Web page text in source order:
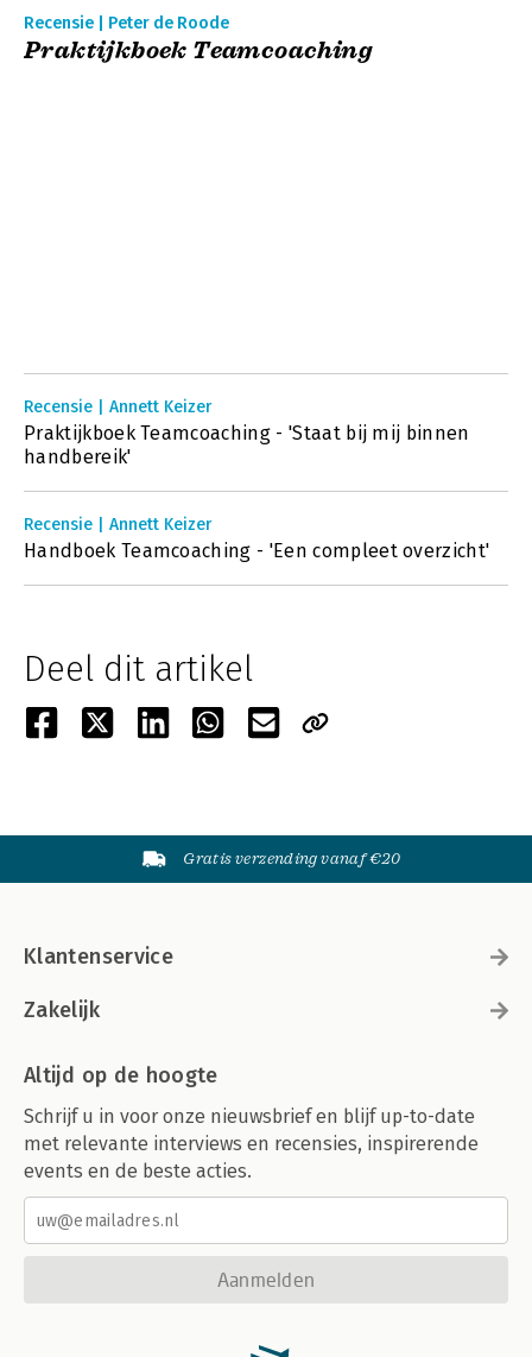
Recensie | Peter de Roode
Praktijkboek Teamcoaching
Recensie | Annett Keizer
Praktijkboek Teamcoaching - 'Staat bij mij binnen
handbereik'
Recensie | Annett Keizer
Handboek Teamcoaching - 'Een compleet overzicht'
Deel dit artikel
Gratis verzending vanaf €20
Klantenservice
Zakelijk
Altijd op de hoogte
Schrijf u in voor onze nieuwsbrief en blijf up-to-date
met relevante interviews en recensies, inspirerende
events en de beste acties.
Aanmelden